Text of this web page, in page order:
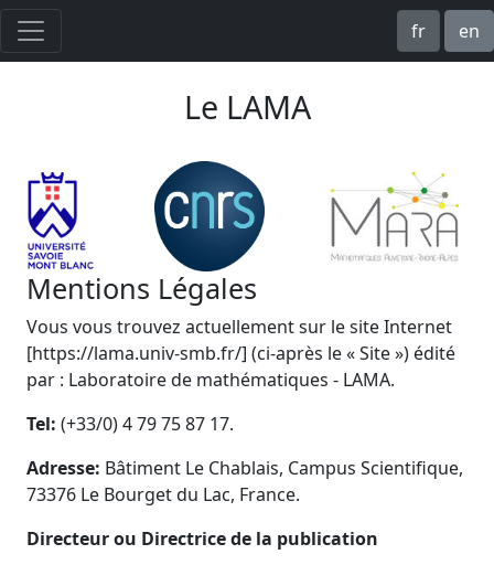
fr en
Le LAMA
Mentions Légales
Vous vous trouvez actuellement sur le site Internet
[https://lama.univ-smb.fr/] (ci-après le « Site ») édité
par : Laboratoire de mathématiques - LAMA.
Tel: (+33/0) 4 79 75 87 17.
Adresse: Bâtiment Le Chablais, Campus Scientifique,
73376 Le Bourget du Lac, France.
Directeur ou Directrice de la publication